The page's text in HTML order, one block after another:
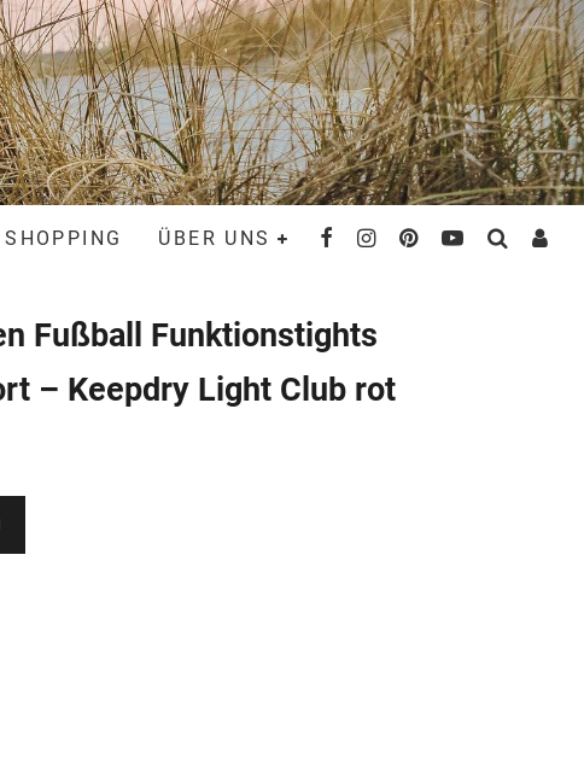
SHOPPING ÜBER UNS
Fußball Funktionstights
– Keepdry Light Club rot